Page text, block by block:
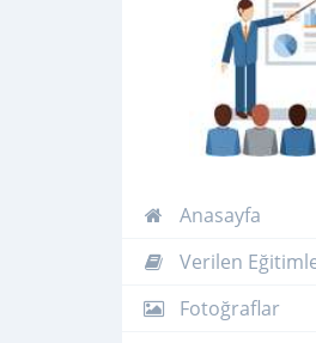
Anasayfa
Verilen
Fotoğraflar